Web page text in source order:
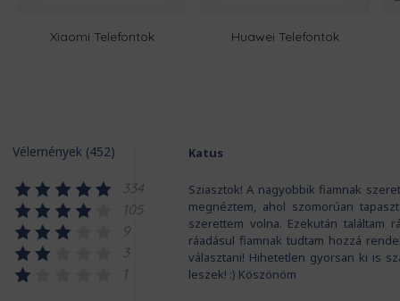
Xiaomi Telefontok Huawei Telefontok
Vélemények (452)
334
105
9
3
1
Katus
Sziasztok! A nagyobbik fiamnak
megnéztem, ahol szomorúan
szerettem volna. Ezekután találtam
ráadásul fiamnak tudtam hozzá
választani! Hihetetlen gyorsan ki is
leszek! :) Köszönöm